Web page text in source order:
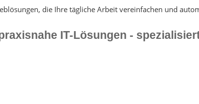
die Ihre tägliche Arbeit vereinfachen und
IT-Lösungen -